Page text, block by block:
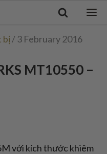
bị / 3 February 2016
MT10550 –
với kích thước khiêm